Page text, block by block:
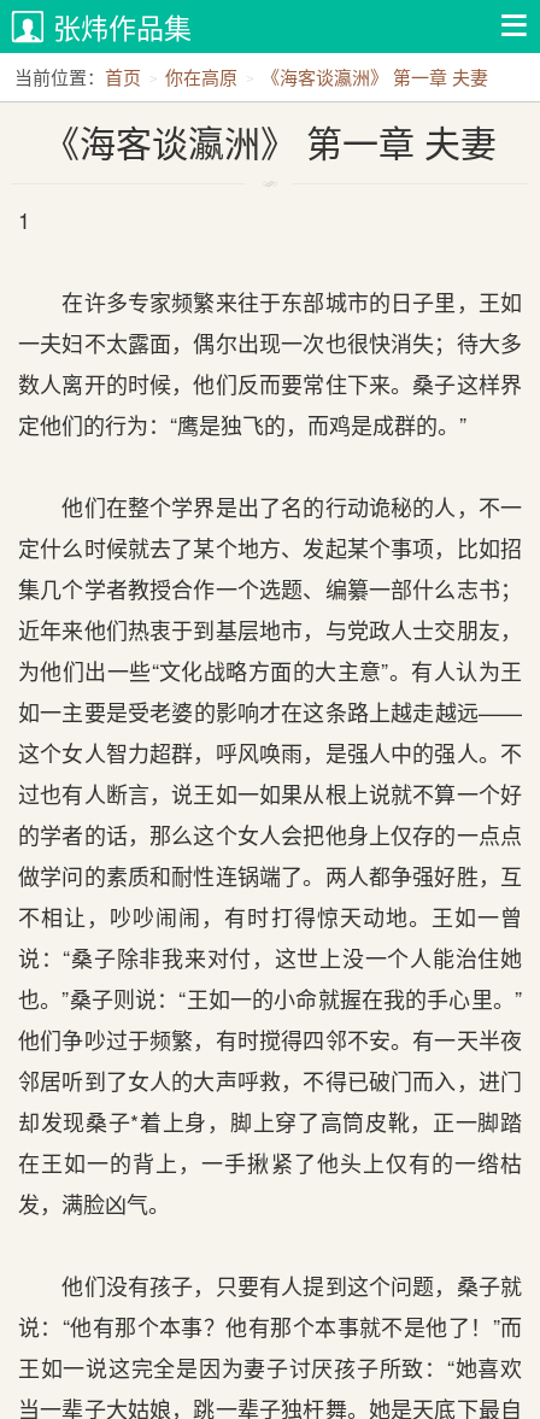
张炜作品集
当前位置： 首页 你在高原 《海客谈瀛洲》 第一章 夫妻
《海客谈瀛洲》 第一章 夫妻
1
在许多专家频繁来往于东部城市的日子里，王如
一夫妇不太露面，偶尔出现一次也很快消失；待大多
数人离开的时候，他们反而要常住下来。桑子这样界
定他们的行为：“鹰是独飞的，而鸡是成群的。”
他们在整个学界是出了名的行动诡秘的人，不一
定什么时候就去了某个地方、发起某个事项，比如招
集几个学者教授合作一个选题、编纂一部什么志书；
近年来他们热衷于到基层地市，与党政人士交朋友，
为他们出一些“文化战略方面的大主意”。有人认为王
如一主要是受老婆的影响才在这条路上越走越远——
这个女人智力超群，呼风唤雨，是强人中的强人。不
过也有人断言，说王如一如果从根上说就不算一个好
的学者的话，那么这个女人会把他身上仅存的一点点
做学问的素质和耐性连锅端了。两人都争强好胜，互
不相让，吵吵闹闹，有时打得惊天动地。王如一曾
说：“桑子除非我来对付，这世上没一个人能治住她
也。”桑子则说：“王如一的小命就握在我的手心里。”
他们争吵过于频繁，有时搅得四邻不安。有一天半夜
邻居听到了女人的大声呼救，不得已破门而入，进门
却发现桑子*着上身，脚上穿了高筒皮靴，正一脚踏
在王如一的背上，一手揪紧了他头上仅有的一绺枯
发，满脸凶气。
他们没有孩子，只要有人提到这个问题，桑子就
说：“他有那个本事？他有那个本事就不是他了！”而
王如一说这完全是因为妻子讨厌孩子所致：“她喜欢
当一辈子大姑娘，跳一辈子独杆舞。她是天底下最自